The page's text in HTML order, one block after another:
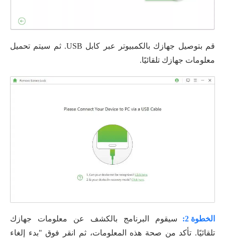
قم بتوصيل جهازك بالكمبيوتر عبر كابل USB. ثم سيتم تحميل
معلومات جهازك تلقائيًا.
الخطوة 2:
سيقوم البرنامج بالكشف عن معلومات جهازك
تلقائيًا. تأكد من صحة هذه المعلومات، ثم انقر فوق "بدء إلغاء